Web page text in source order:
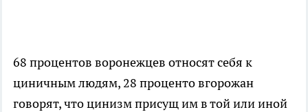
68 процентов воронежцев относят себя к
циничным людям, 28 проценто вгорожан
говорят, что цинизм присущ им в той или иной